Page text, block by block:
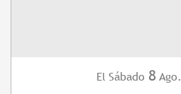
El Sábado 8 Ago.